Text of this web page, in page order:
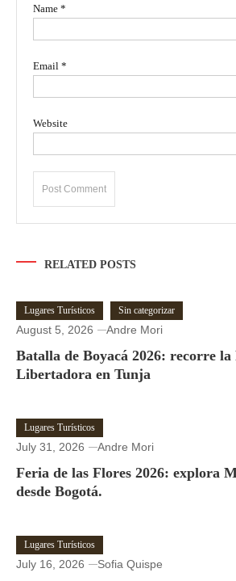
Name *
Email *
Website
RELATED POSTS
Lugares Turísticos Sin categorizar
August 5, 2026 Andre Mori
Batalla de Boyacá 2026: recorre la
Libertadora en Tunja
Lugares Turísticos
July 31, 2026 Andre Mori
Feria de las Flores 2026: explora
desde Bogotá.
Lugares Turísticos
July 16, 2026 Sofia Quispe